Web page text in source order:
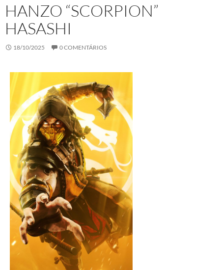
HANZO “SCORPION”
HASASHI
18/10/2025 0 COMENTÁRIOS